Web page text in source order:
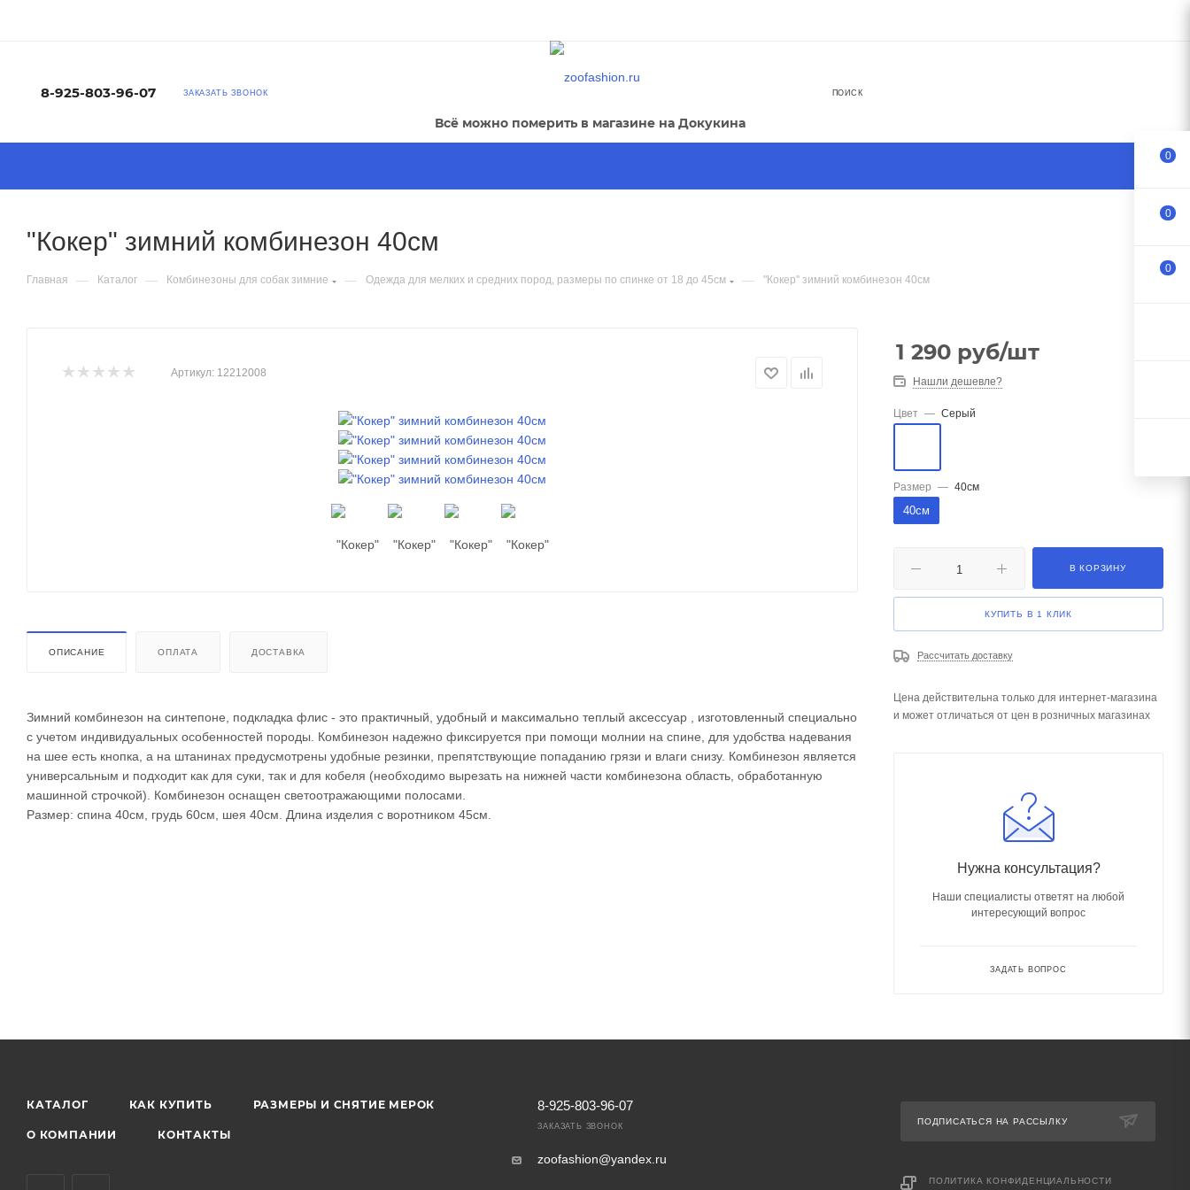
8-925-803-96-07 ЗАКАЗАТЬ ЗВОНОК
Всё можно померить в магазине на Докукина
ПОИСК
"Кокер" зимний комбинезон 40см
Главная — Каталог — Комбинезоны для собак зимние — Одежда для мелких и средних пород, размеры по спинке от 18 до 45см — "Кокер" зимний комбинезон 40см
Артикул: 12212008
ОПИСАНИЕ ОПЛАТА ДОСТАВКА
Зимний комбинезон на синтепоне, подкладка флис - это практичный, удобный и максимально теплый аксессуар , изготовленный специально
с учетом индивидуальных особенностей породы. Комбинезон надежно фиксируется при помощи молнии на спине, для удобства надевания
на шее есть кнопка, а на штанинах предусмотрены удобные резинки, препятствующие попаданию грязи и влаги снизу. Комбинезон является
универсальным и подходит как для суки, так и для кобеля (необходимо вырезать на нижней части комбинезона область, обработанную
машинной строчкой). Комбинезон оснащен светоотражающими полосами.
Размер: спина 40см, грудь 60см, шея 40см. Длина изделия с воротником 45см.
1 290 руб/шт
Нашли дешевле?
Цвет — Серый
Размер — 40см
40см
В КОРЗИНУ
КУПИТЬ В 1 КЛИК
Рассчитать доставку
Цена действительна только для интернет-магазина
и может отличаться от цен в розничных магазинах
Нужна консультация?
Наши специалисты ответят на любой
интересующий вопрос
ЗАДАТЬ ВОПРОС
КАТАЛОГ КАК КУПИТЬ РАЗМЕРЫ И СНЯТИЕ МЕРОК
О КОМПАНИИ КОНТАКТЫ
8-925-803-96-07
ЗАКАЗАТЬ ЗВОНОК
zoofashion@yandex.ru
ПОДПИСАТЬСЯ НА РАССЫЛКУ
ПОЛИТИКА КОНФИДЕНЦИАЛЬНОСТИ
0
0
0